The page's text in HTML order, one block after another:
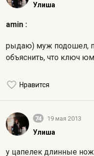
Улиша
amin :
рыдаю) муж подошел,
объяснить, что ключ
Нравится
74 19 мая 2013
Улиша
у цапелек длинные